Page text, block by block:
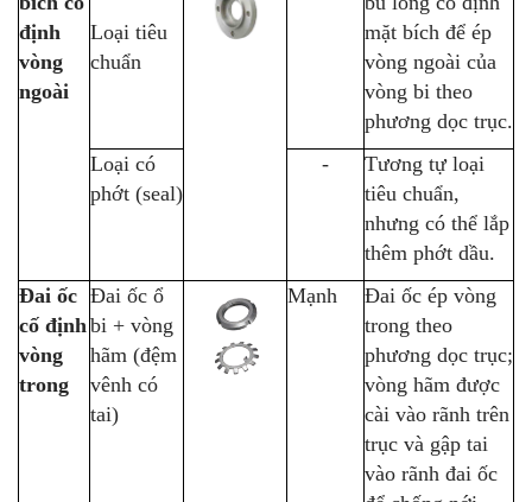
định
vòng
ngoài
Loại tiêu
chuẩn
mặt bích để ép
vòng ngoài của
vòng bi theo
phương dọc trục.
Loại có
phớt (seal)
-
Tương tự loại
tiêu chuẩn,
nhưng có thể lắp
thêm phớt dầu.
Đai ốc
cố định
vòng
trong
Đai ốc ổ
bi + vòng
hãm (đệm
vênh có
tai)
Mạnh
Đai ốc ép vòng
trong theo
phương dọc trục;
vòng hãm được
cài vào rãnh trên
trục và gập tai
vào rãnh đai ốc